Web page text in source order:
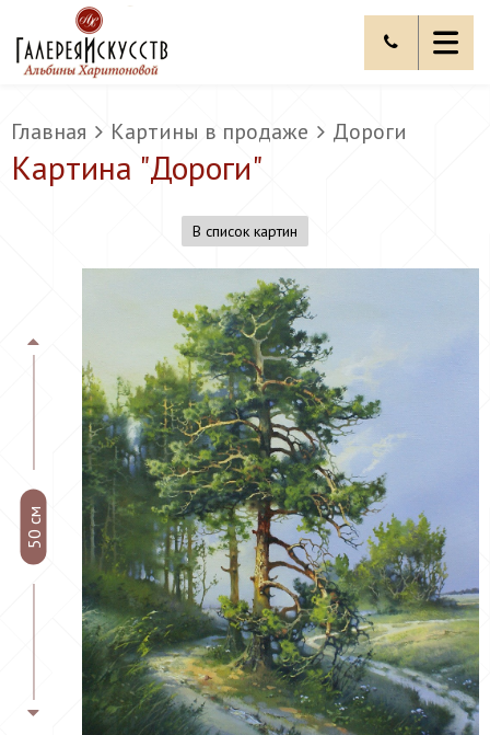
Главная Картины в продаже Дороги
Картина "Дороги"
В список картин
50 см